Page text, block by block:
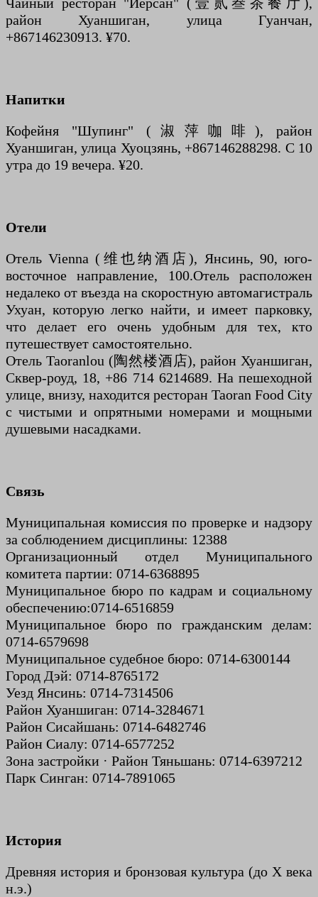
район Хуаншиган, улица Гуанчан,
+867146230913. ¥70.
Напитки
Кофейня "Шупинг" (淑萍咖啡), район
Хуаншиган, улица Хуоцзянь, +867146288298. С 10
утра до 19 вечера. ¥20.
Отели
Отель Vienna (维也纳酒店), Янсинь, 90, юго-
восточное направление, 100.Отель расположен
недалеко от въезда на скоростную автомагистраль
Ухуан, которую легко найти, и имеет парковку,
что делает его очень удобным для тех, кто
путешествует самостоятельно.
Отель Taoranlou (陶然楼酒店), район Хуаншиган,
Сквер-роуд, 18, +86 714 6214689. На пешеходной
улице, внизу, находится ресторан Taoran Food City
с чистыми и опрятными номерами и мощными
душевыми насадками.
Связь
Муниципальная комиссия по проверке и надзору
за соблюдением дисциплины: 12388
Организационный отдел Муниципального
комитета партии: 0714-6368895
Муниципальное бюро по кадрам и социальному
обеспечению:0714-6516859
Муниципальное бюро по гражданским делам:
0714-6579698
Муниципальное судебное бюро: 0714-6300144
Город Дэй: 0714-8765172
Уезд Янсинь: 0714-7314506
Район Хуаншиган: 0714-3284671
Район Сисайшань: 0714-6482746
Район Сиалу: 0714-6577252
Зона застройки · Район Тяньшань: 0714-6397212
Парк Синган: 0714-7891065
История
Древняя история и бронзовая культура (до X века
н.э.)